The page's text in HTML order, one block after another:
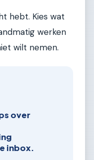
hebt. Kies wat
werken
wilt nemen.
over
inbox.